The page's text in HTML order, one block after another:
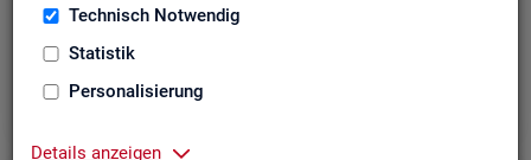
Technisch Notwendig
Statistik
Personalisierung
Details anzeigen
Hier stehen unsere Basisgrundlagen:
Kurzinformationen, Glossar, Kennzahlensteckbriefe,